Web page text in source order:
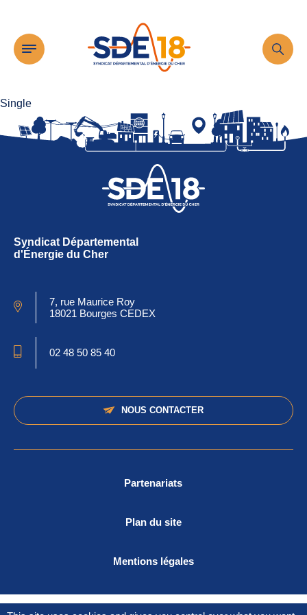
Le SDE18
Missions
Actualités
Publications
Single
Syndicat Départemental
d'Énergie du Cher
7, rue Maurice Roy
18021 Bourges CEDEX
02 48 50 85 40
NOUS CONTACTER
Partenariats
Plan du site
Mentions légales
QUE RECHERCHEZ-
RECHERCHER